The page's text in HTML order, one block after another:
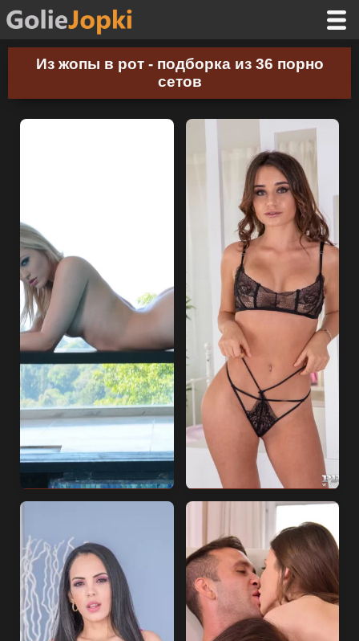
Из жопы в рот - подборка из 36 порно
сетов